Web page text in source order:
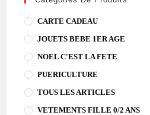
CARTE CADEAU
JOUETS BEBE 1ER AGE
NOEL C'EST LA FETE
PUERICULTURE
TOUS LES ARTICLES
VETEMENTS FILLE 0/2 ANS